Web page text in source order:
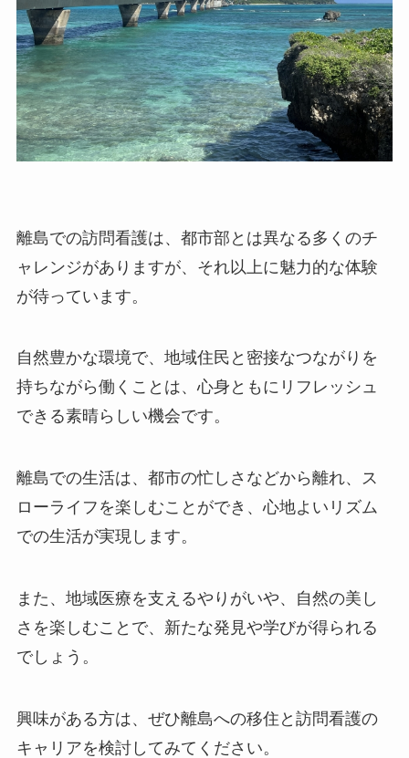
離島での訪問看護は、都市部とは異なる多くのチ
ャレンジがありますが、それ以上に魅力的な体験
が待っています。
自然豊かな環境で、地域住民と密接なつながりを
持ちながら働くことは、心身ともにリフレッシュ
できる素晴らしい機会です。
離島での生活は、都市の忙しさなどから離れ、ス
ローライフを楽しむことができ、心地よいリズム
での生活が実現します。
また、地域医療を支えるやりがいや、自然の美し
さを楽しむことで、新たな発見や学びが得られる
でしょう。
興味がある方は、ぜひ離島への移住と訪問看護の
キャリアを検討してみてください。